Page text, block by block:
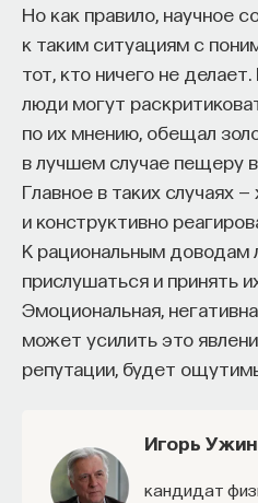
Но как правило, научное
к таким ситуациям с
тот, кто ничего не
люди могут
по их мнению, обещал
в лучшем случае пещеру в
Главное в таких случаях
и конструктивно
К рациональным доводам
прислушаться и принять
Эмоциональная,
может усилить это
репутации, будет
Игорь
кандидат физико-математических
Один из факторов
инфламмэйджинг—
системное
воспаление
который должен
проблемами.
патоген в организм —
воспаление, оно
перемещение,
и так далее. Но
воспаление
на пустом месте.
то повреждений ДНК
они слишком много